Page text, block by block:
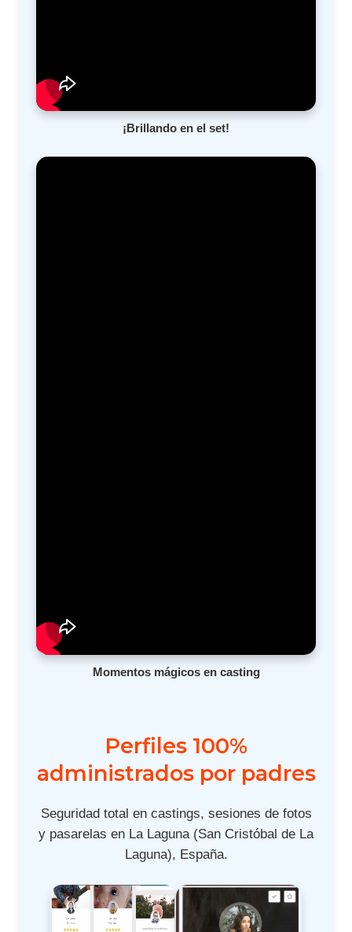
¡Brillando en el set!
Momentos mágicos en casting
Perfiles 100%
administrados por padres
Seguridad total en castings, sesiones de fotos
y pasarelas en La Laguna (San Cristóbal de La
Laguna), España.